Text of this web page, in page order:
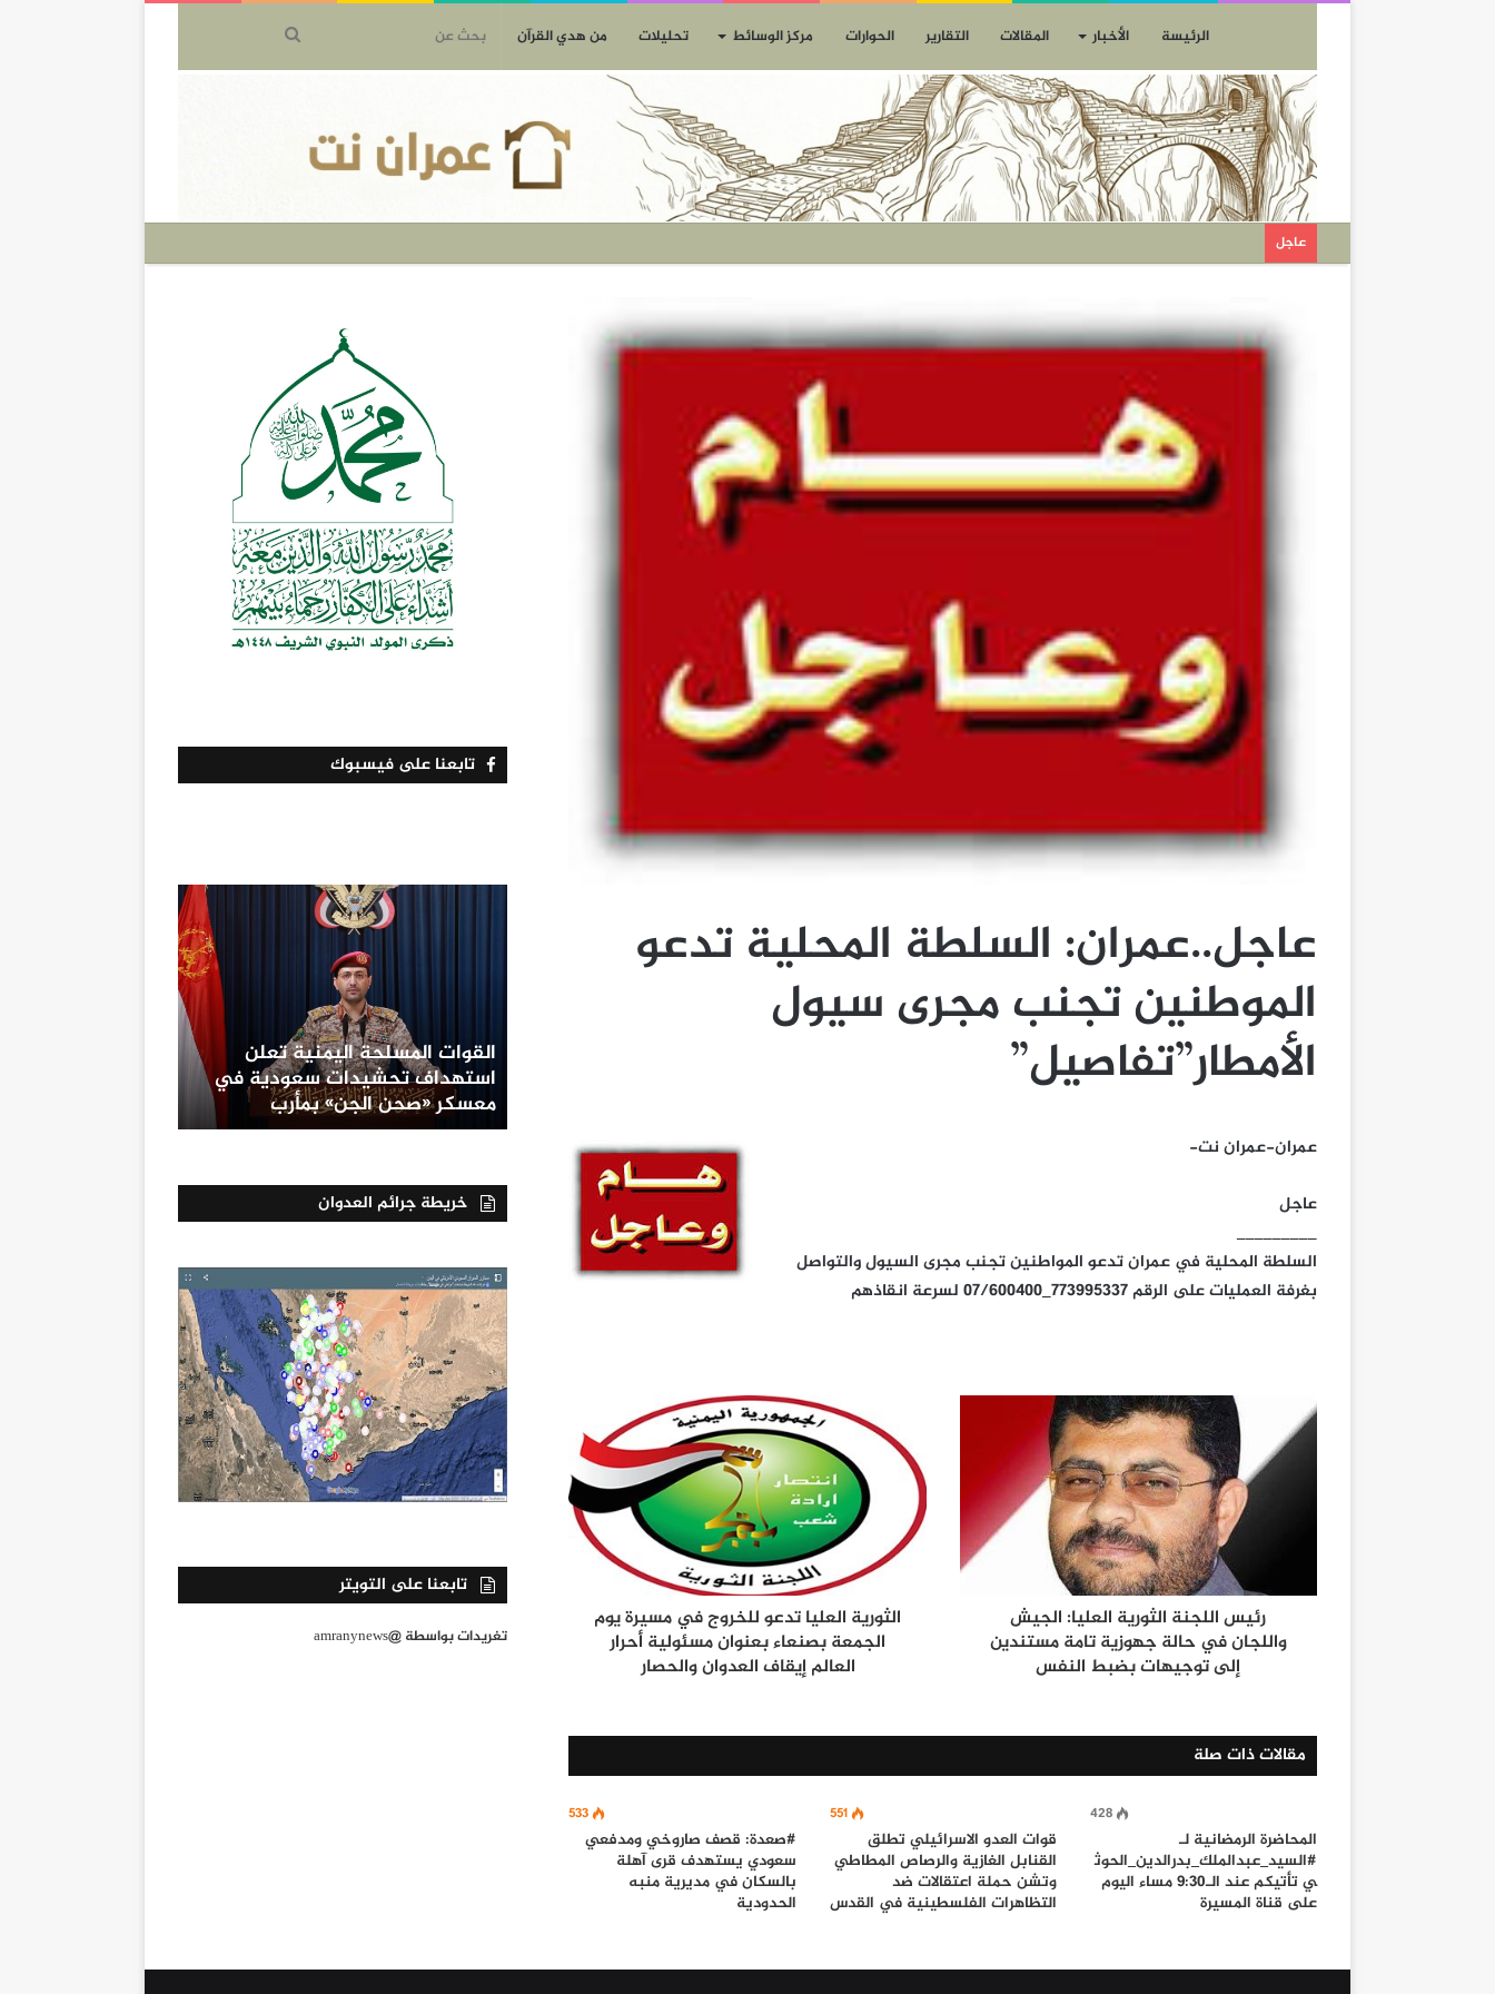
الرئيسة الأخبار المقالات التقارير الحوارات مركز الوسائط تحليلات من هدي القرآن
عاجل
عاجل..عمران: السلطة المحلية تدعو
الموطنين تجنب مجرى سيول
الأمطار”تفاصيل”
عمران-عمران نت-
عاجل
_________
السلطة المحلية في عمران تدعو المواطنين تجنب مجرى السيول والتواصل
بغرفة العمليات على الرقم 773995337_07/600400 لسرعة انقاذهم
رئيس اللجنة الثورية العليا: الجيش
واللجان في حالة جهوزية تامة مستندين
إلى توجيهات بضبط النفس
الثورية العليا تدعو للخروج في مسيرة يوم
الجمعة بصنعاء بعنوان مسئولية أحرار
العالم إيقاف العدوان والحصار
مقالات ذات صلة
428
المحاضرة الرمضانية لـ
#السيد_عبدالملك_بدرالدين_الحوث
ي تأتيكم عند الـ9:30 مساء اليوم
على قناة المسيرة
551
قوات العدو الاسرائيلي تطلق
القنابل الغازية والرصاص المطاطي
وتشن حملة اعتقالات ضد
التظاهرات الفلسطينية في القدس
533
#صعدة: قصف صاروخي ومدفعي
سعودي يستهدف قرى آهلة
بالسكان في مديرية منبه
الحدودية
تابعنا على فيسبوك
القوات المسلحة اليمنية تعلن
استهداف تحشيدات سعودية في
معسكر «صحن الجن» بمأرب
خريطة جرائم العدوان
تابعنا على التويتر
تغريدات بواسطة @amranynews